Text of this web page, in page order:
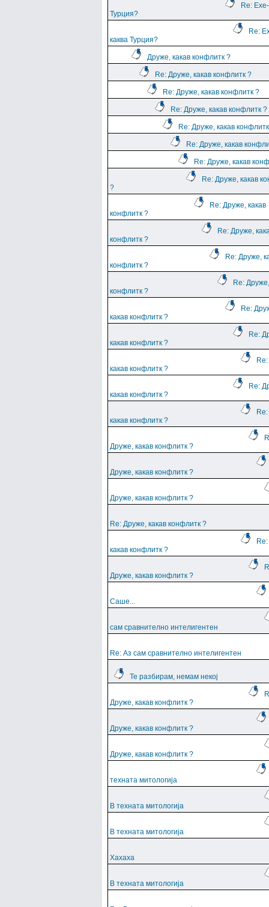
Re:
Турция?
Re:
каква Турция?
Друже, какав конфлитк ?
Re: Друже, какав конфлитк ?
Re: Друже, какав конфлитк ?
Re: Друже, какав конфлитк ?
Re: Друже, какав
Re: Друже, какав
Re: Друже, какав
Re: Друже, какав
?
Re: Друже, какав
конфлитк ?
Re: Друже,
конфлитк ?
Re: Друже,
конфлитк ?
Re:
конфлитк ?
Re:
какав конфлитк ?
Re:
какав конфлитк ?
какав конфлитк ?
Re:
какав конфлитк ?
какав конфлитк ?
Друже, какав конфлитк ?
Друже, какав конфлитк ?
Друже, какав конфлитк ?
Re: Друже, какав конфлитк ?
какав конфлитк ?
Друже, какав конфлитк ?
Саше...
сам сравнително интелигентен
Re: Аз сам сравнително интелигентен
Те разбирам, немам некој
Друже, какав конфлитк ?
Друже, какав конфлитк ?
Друже, какав конфлитк ?
техната митологија
В техната митологија
В техната митологија
Хахаха
В техната митологија